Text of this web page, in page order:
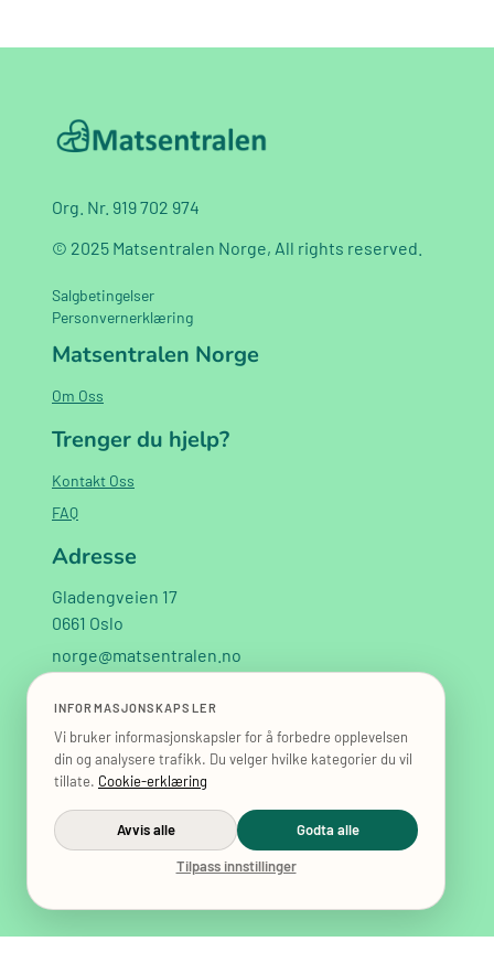
Org. Nr. 919 702 974
© 2025 Matsentralen Norge, All rights reserved.
Salgbetingelser
Personvernerklæring
Matsentralen Norge
Om Oss
Trenger du hjelp?
Kontakt Oss
FAQ
Adresse
Gladengveien 17
0661 Oslo
norge@matsentralen.no
INFORMASJONSKAPSLER
Vi bruker informasjonskapsler for å forbedre opplevelsen
din og analysere trafikk. Du velger hvilke kategorier du vil
tillate. Cookie-erklæring
Avvis alle Godta alle
Tilpass innstillinger